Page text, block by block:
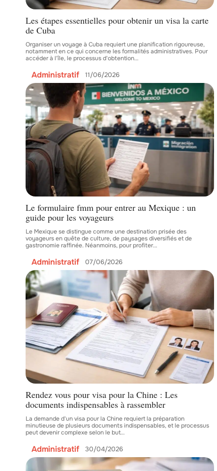
Les étapes essentielles pour obtenir un visa la carte
de Cuba
Organiser un voyage à Cuba requiert une planification rigoureuse,
notamment en ce qui concerne les formalités administratives. Pour
accéder à l'île, le processus d'obtention…
Administratif 11/06/2026
Le formulaire fmm pour entrer au Mexique : un
guide pour les voyageurs
Le Mexique se distingue comme une destination prisée des
voyageurs en quête de culture, de paysages diversifiés et de
gastronomie raffinée. Néanmoins, pour profiter…
Administratif 07/06/2026
Rendez vous pour visa pour la Chine : Les
documents indispensables à rassembler
La demande d'un visa pour la Chine requiert la préparation
minutieuse de plusieurs documents indispensables, et le processus
peut devenir complexe selon le but…
Administratif 30/04/2026